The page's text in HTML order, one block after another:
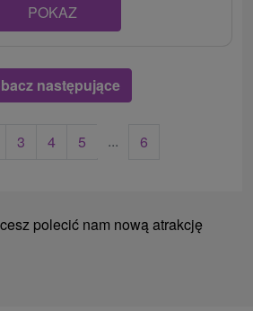
POKAZ
następujące
3 4 5 ... 6
polecić nam nową atrakcję